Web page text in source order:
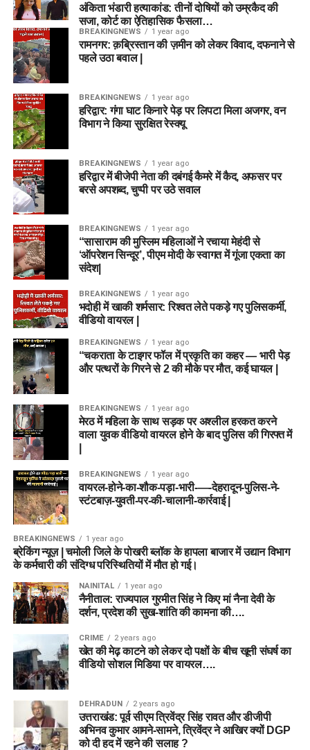
अंकिता भंडारी हत्याकांड: तीनों दोषियों को उम्रकैद की
सजा, कोर्ट का ऐतिहासिक फैसला…
BREAKINGNEWS 1 year ago
रामनगर: क़ब्रिस्तान की ज़मीन को लेकर विवाद, दफनाने से
पहले उठा बवाल |
BREAKINGNEWS 1 year ago
हरिद्वार: गंगा घाट किनारे पेड़ पर लिपटा मिला अजगर, वन
विभाग ने किया सुरक्षित रेस्क्यू
BREAKINGNEWS 1 year ago
हरिद्वार में बीजेपी नेता की दबंगई कैमरे में कैद, अफसर पर
बरसे अपशब्द, चुप्पी पर उठे सवाल
BREAKINGNEWS 1 year ago
“सासाराम की मुस्लिम महिलाओं ने रचाया मेहंदी से
‘ऑपरेशन सिन्दूर’, पीएम मोदी के स्वागत में गूंजा एकता का
संदेश|
BREAKINGNEWS 1 year ago
भदोही में खाकी शर्मसार: रिश्वत लेते पकड़े गए पुलिसकर्मी,
वीडियो वायरल |
BREAKINGNEWS 1 year ago
“चकराता के टाइगर फॉल में प्रकृति का कहर — भारी पेड़
और पत्थरों के गिरने से 2 की मौके पर मौत, कई घायल |
BREAKINGNEWS 1 year ago
मेरठ में महिला के साथ सड़क पर अश्लील हरकत करने
वाला युवक वीडियो वायरल होने के बाद पुलिस की गिरफ्त में
BREAKINGNEWS 1 year ago
वायरल-होने-का-शौक-पड़ा-भारी-—-देहरादून-पुलिस-ने-
स्टंटबाज़-युवती-पर-की-चालानी-कार्रवाई |
BREAKINGNEWS 1 year ago
ब्रेकिंग न्यूज़ | चमोली जिले के पोखरी ब्लॉक के हापला बाजार में उद्यान विभाग
के कर्मचारी की संदिग्ध परिस्थितियों में मौत हो गई।
NAINITAL 1 year ago
नैनीताल: राज्यपाल गुरमीत सिंह ने किए मां नैना देवी के
दर्शन, प्रदेश की सुख-शांति की कामना की….
CRIME 2 years ago
खेत की मेढ़ काटने को लेकर दो पक्षों के बीच खूनी संघर्ष का
वीडियो सोशल मिडिया पर वायरल….
DEHRADUN 2 years ago
उत्तराखंड: पूर्व सीएम त्रिवेंद्र सिंह रावत और डीजीपी
अभिनव कुमार आमने-सामने, त्रिवेंद्र ने आखिर क्यों DGP
को दी हद में रहने की सलाह ?